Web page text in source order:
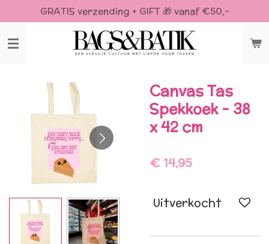
direct
naar
de
GRATIS verzending + GIFT 🎁 vanaf €50,-
Canvas Tas
Spekkoek - 38
x 42 cm
€ 14,95
Uitverkocht